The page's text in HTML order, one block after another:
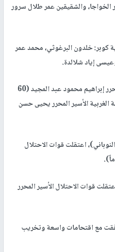
الخواجا، والشقيقين عمر طلال سرور
كوبر: خلدون البرغوثي، محمد عمر
إياد شلالدة.
وفي بلدة عابود، اعتُقل الأسير المحرر إبراهيم محمود عبد المجيد (60
الغربية الأسير المحرر يحيى حسن
اعتقلت قوات الاحتلال
قوات الاحتلال الأسير المحرر
مع اقتحامات واسعة وتخريب